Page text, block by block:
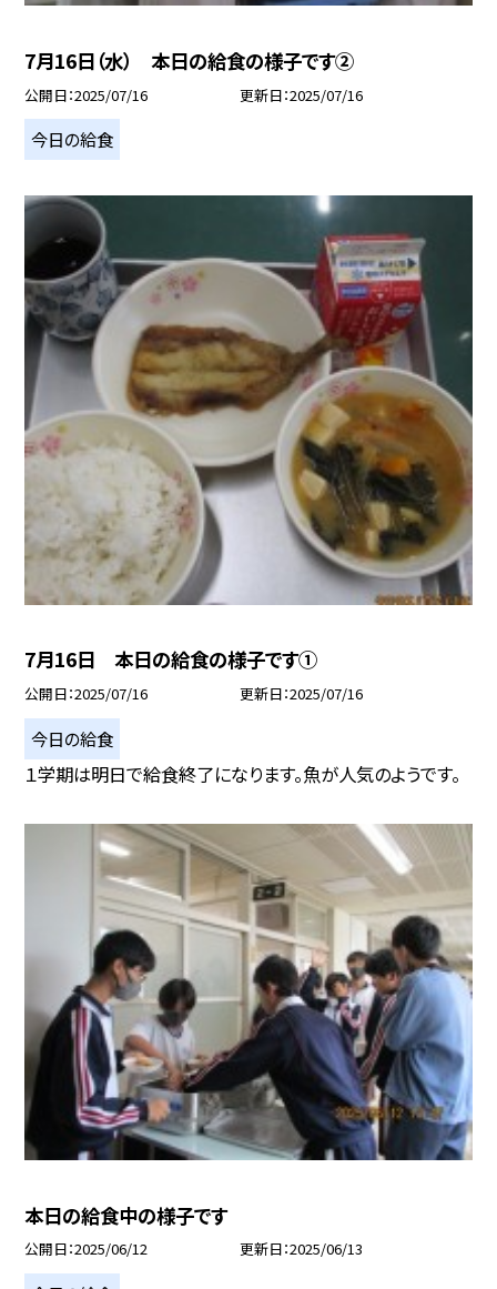
7月16日（水） 本日の給食の様子です②
公開日 2025/07/16 更新日 2025/07/16
今日の給食
7月16日 本日の給食の様子です①
公開日 2025/07/16 更新日 2025/07/16
今日の給食
１学期は明日で給食終了になります。魚が人気のようです。
本日の給食中の様子です
公開日 2025/06/12 更新日 2025/06/13